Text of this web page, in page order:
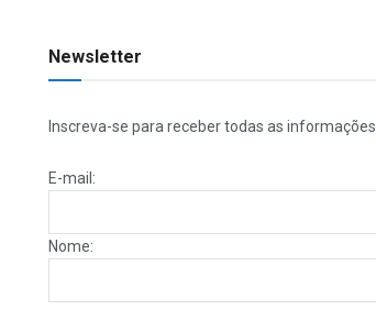
Newsletter
Inscreva-se para receber todas as informações
E-mail:
Nome: